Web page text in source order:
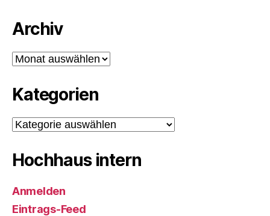
Archiv
Archiv
Kategorien
Kategorien
Hochhaus intern
Anmelden
Eintrags-Feed